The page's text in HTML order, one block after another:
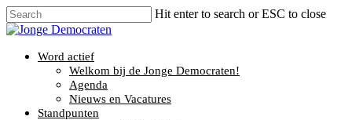
Hit enter to search or ESC to close
Word actief
Welkom bij de Jonge Democraten!
Agenda
Nieuws en Vacatures
Standpunten